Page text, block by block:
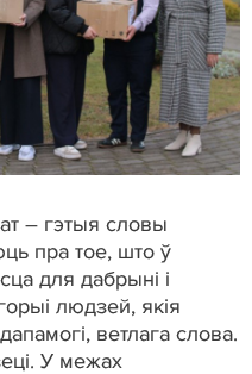
– гэтыя словы
пра тое, што ў
для дабрыні і
людзей, якія
ветлага слова.
У межах